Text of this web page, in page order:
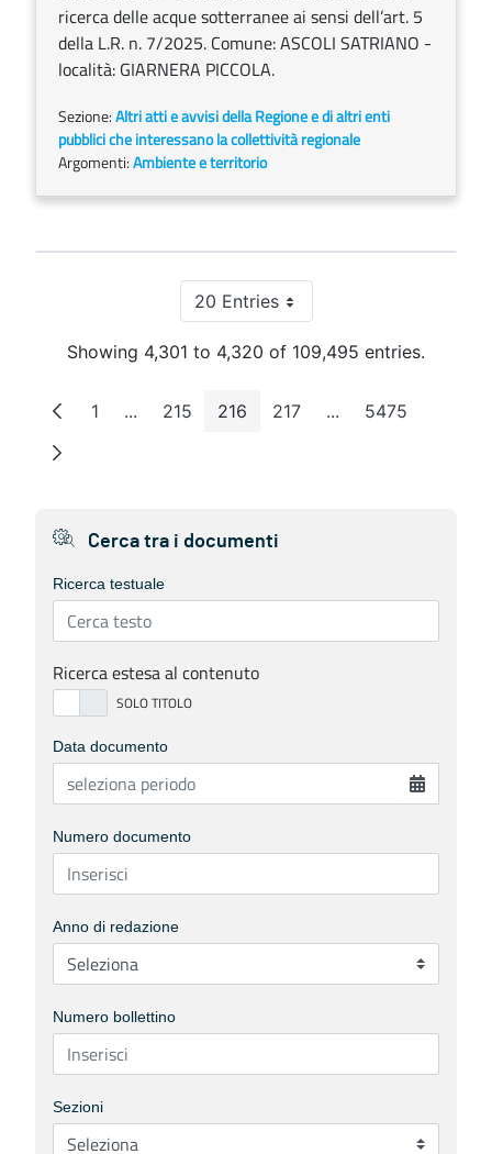
ricerca delle acque sotterranee ai sensi dell’art. 5
della L.R. n. 7/2025. Comune: ASCOLI SATRIANO -
località: GIARNERA PICCOLA.
Sezione:Altri atti e avvisi della Regione e di altri enti
pubblici che interessano la collettività regionale
Argomenti:Ambiente e territorio
20 EntriesPer Page
Showing 4,301 to 4,320 of 109,495 entries.
Page
1 ...Intermediate Pages
Page
215 Page
216 Page
217 ...Intermediate Pages
Page
5475
Cerca tra i documenti
Ricerca testuale
Ricerca estesa al contenuto
Data documento
Numero documento
Anno di redazione
Numero bollettino
Sezioni